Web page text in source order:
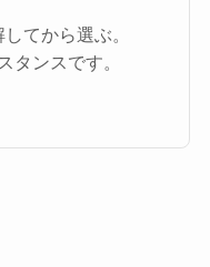
てから選ぶ。
タンスです。